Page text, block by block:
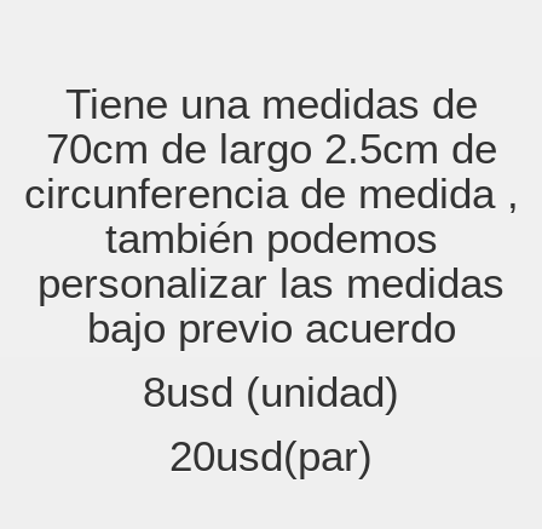
Tiene una medidas de
70cm de largo 2.5cm de
circunferencia de medida ,
también podemos
personalizar las medidas
bajo previo acuerdo
8usd (unidad)
20usd(par)